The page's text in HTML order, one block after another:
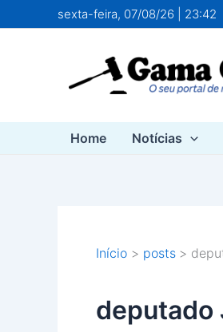
para
sexta-feira, 07/08/26 | 23:42
Home Notícias
Início posts
deputado